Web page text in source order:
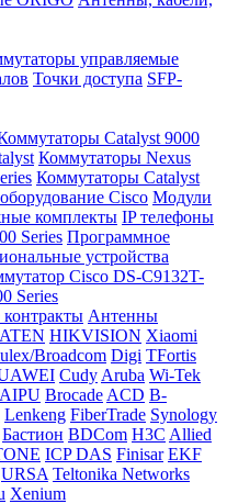
управляемые
Точки доступа SFP-
Catalyst 9000
Коммутаторы Nexus
Коммутаторы Catalyst
Cisco Модули
комплекты IP телефоны
Series Программное
устройства
Cisco DS-C9132T-
Series
Антенны
ATEN HIKVISION Xiaomi
Broadcom Digi TFortis
Cudy Aruba Wi-Tek
Brocade ACD B-
Lenkeng FiberTrade Synology
Бастион BDCom H3C Allied
ICP DAS Finisar EKF
URSA Teltonika Networks
Xenium